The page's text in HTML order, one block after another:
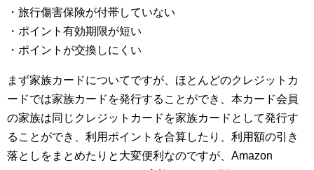
・旅行傷害保険が付帯していない
・ポイント有効期限が短い
・ポイントが交換しにくい
まず家族カードについてですが、ほとんどのクレジットカ
ードでは家族カードを発行することができ、本カード会員
の家族は同じクレジットカードを家族カードとして発行す
ることができ、利用ポイントを合算したり、利用額の引き
落としをまとめたりと大変便利なのですが、Amazon